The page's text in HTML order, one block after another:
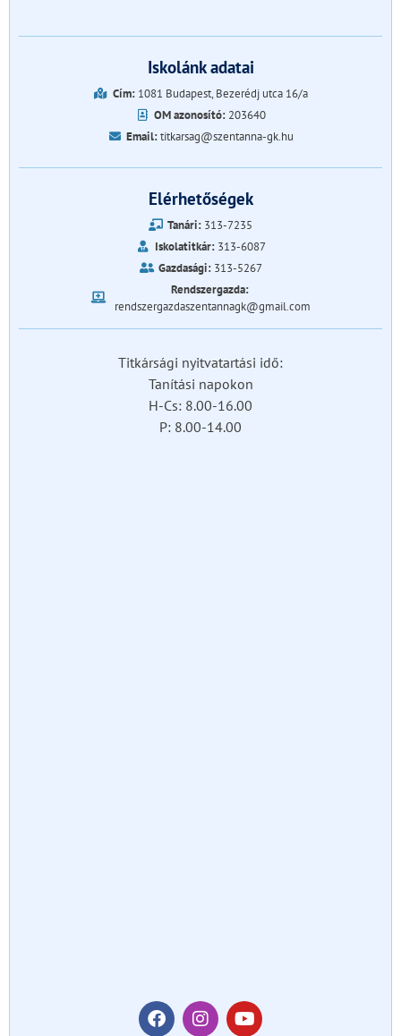
Iskolánk adatai
Cím:1081 Budapest, Bezerédj utca 16/a
OM azonosító: 203640
Email:titkarsag@szentanna-gk.hu
Elérhetőségek
Tanári: 313-7235
Iskolatitkár:313-6087
Gazdasági:313-5267
Rendszergazda:
rendszergazdaszentannagk@gmail.com
Titkársági nyitvatartási idő:
Tanítási napokon
H-Cs: 8.00-16.00
P: 8.00-14.00